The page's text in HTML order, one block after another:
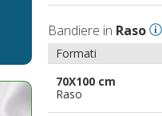
Bandiere in Raso
Formati
70X100 cm
Raso